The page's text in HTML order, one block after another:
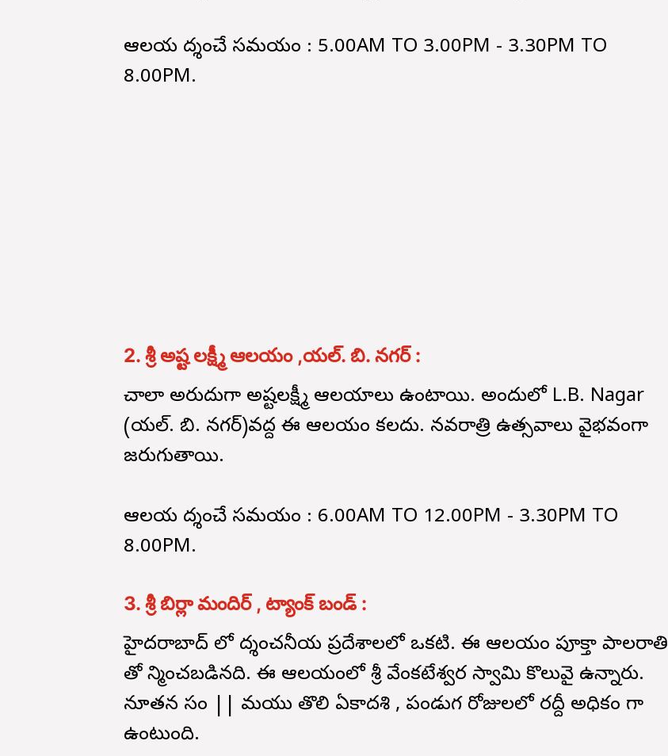
ఆలయ దర్శించే సమయం : 5.00AM TO 3.00PM - 3.30PM TO
8.00PM.
2. శ్రీ అష్ట లక్ష్మీ ఆలయం ,యల్. బి. నగర్ :
చాలా అరుదుగా అష్టలక్ష్మీ ఆలయాలు ఉంటాయి. అందులో L.B. Nagar
(యల్. బి. నగర్)వద్ద ఈ ఆలయం కలదు. నవరాత్రి ఉత్సవాలు వైభవంగా
జరుగుతాయి.
ఆలయ దర్శించే సమయం : 6.00AM TO 12.00PM - 3.30PM TO
8.00PM.
3. శ్రీ బిర్లా మందిర్ , ట్యాంక్ బండ్ :
హైదరాబాద్ లో దర్శించనీయ ప్రదేశాలలో ఒకటి. ఈ ఆలయం పూర్తికా పాలరాతి
తో నిర్మించబడినది. ఈ ఆలయంలో శ్రీ వేంకటేశ్వర స్వామి కొలువై ఉన్నారు.
నూతన సం || మరియు తొలి ఏకాదశి , పండుగ రోజులలో రద్దీ అధికం గా
ఉంటుంది.